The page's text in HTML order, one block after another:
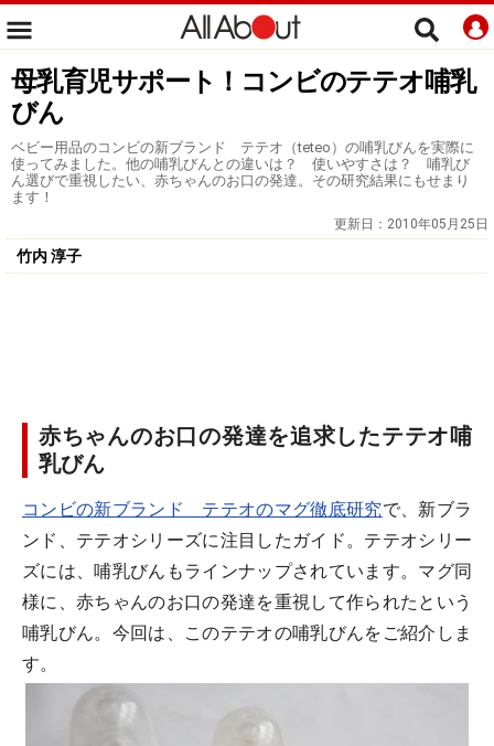
母乳育児サポート！コンビのテテオ哺乳
びん
ベビー用品のコンビの新ブランド テテオ（teteo）の哺乳びんを実際に
使ってみました。他の哺乳びんとの違いは？ 使いやすさは？ 哺乳び
ん選びで重視したい、赤ちゃんのお口の発達。その研究結果にもせまり
ます！
更新日： 2010年05月25日
竹内 淳子
赤ちゃんのお口の発達を追求したテテオ哺
乳びん
コンビの新ブランド テテオのマグ徹底研究で、新ブラ
ンド、テテオシリーズに注目したガイド。テテオシリー
ズには、哺乳びんもラインナップされています。マグ同
様に、赤ちゃんのお口の発達を重視して作られたという
哺乳びん。今回は、このテテオの哺乳びんをご紹介しま
す。